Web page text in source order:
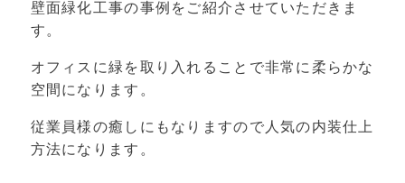
壁面緑化工事の事例をご紹介させていただきま
す。
オフィスに緑を取り入れることで非常に柔らかな
空間になります。
従業員様の癒しにもなりますので人気の内装仕上
方法になります。